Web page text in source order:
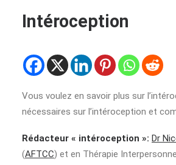
Intéroception
Vous voulez en savoir plus sur
nécessaires sur l’intéroception et
Rédacteur « intéroception »: Dr
(AFTCC) et en Thérapie